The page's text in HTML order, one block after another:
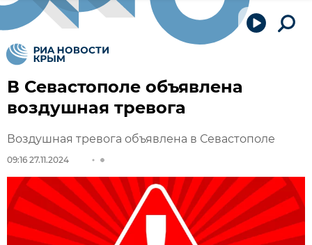
В Севастополе объявлена
воздушная тревога
Воздушная тревога объявлена в Севастополе
09:16 27.11.2024